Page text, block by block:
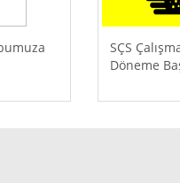
SÇS
Döneme